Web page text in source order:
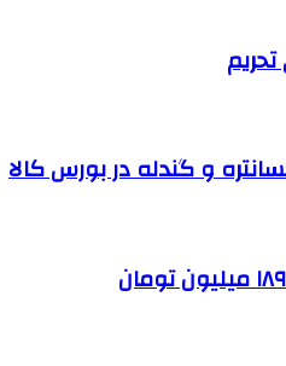
و گندله در بورس کالا